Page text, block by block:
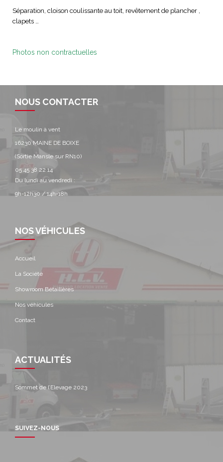
Séparation, cloison coulissante au toit, revêtement de plancher ,
clapets …
Photos non contractuelles
NOUS CONTACTER
Le moulin à vent
16230 MAINE DE BOIXE
(Sortie Mansle sur RN10)
05 45 38 22 14
Du lundi au vendredi :
9h-12h30 / 14h-18h
NOS VÉHICULES
Accueil
La Société
Showroom Bétaillères
Nos véhicules
Contact
ACTUALITÉS
Sommet de l’Elevage 2023
SUIVEZ-NOUS